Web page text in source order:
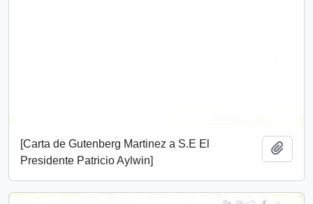
[Carta de Gutenberg Martinez a S.E El
Presidente Patricio Aylwin]